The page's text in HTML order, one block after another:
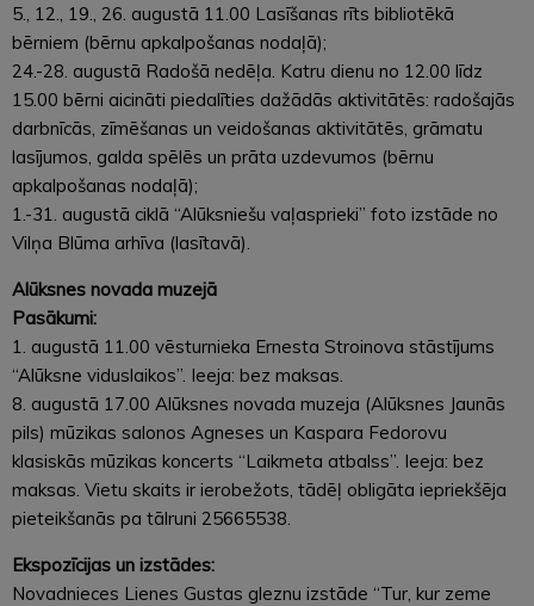
5., 12., 19., 26. augustā 11.00 Lasīšanas rīts bibliotēkā
bērniem (bērnu apkalpošanas nodaļā);
24.-28. augustā Radošā nedēļa. Katru dienu no 12.00 līdz
15.00 bērni aicināti piedalīties dažādās aktivitātēs: radošajās
darbnīcās, zīmēšanas un veidošanas aktivitātēs, grāmatu
lasījumos, galda spēlēs un prāta uzdevumos (bērnu
apkalpošanas nodaļā);
1.-31. augustā ciklā “Alūksniešu vaļasprieki” foto izstāde no
Vilņa Blūma arhīva (lasītavā).
Alūksnes novada muzejā
Pasākumi:
1. augustā 11.00 vēsturnieka Ernesta Stroinova stāstījums
“Alūksne viduslaikos”. Ieeja: bez maksas.
8. augustā 17.00 Alūksnes novada muzeja (Alūksnes Jaunās
pils) mūzikas salonos Agneses un Kaspara Fedorovu
klasiskās mūzikas koncerts “Laikmeta atbalss”. Ieeja: bez
maksas. Vietu skaits ir ierobežots, tādēļ obligāta iepriekšēja
pieteikšanās pa tālruni 25665538.
Ekspozīcijas un izstādes:
Novadnieces Lienes Gustas gleznu izstāde “Tur, kur zeme